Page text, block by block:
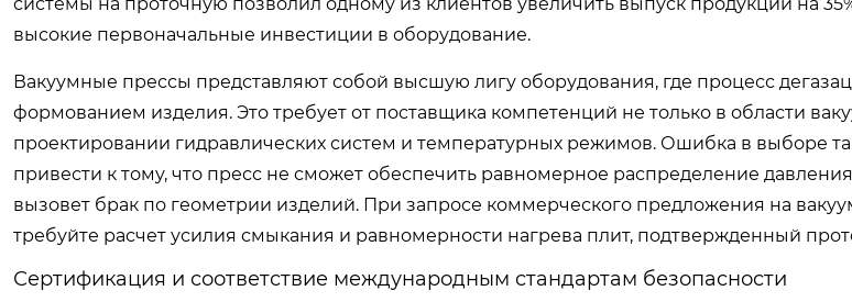
высокие первоначальные инвестиции в оборудование.
Вакуумные прессы представляют собой высшую лигу оборудования, где процесс
формованием изделия. Это требует от поставщика компетенций не только в области
проектировании гидравлических систем и температурных режимов. Ошибка в выборе
привести к тому, что пресс не сможет обеспечить равномерное распределение
вызовет брак по геометрии изделий. При запросе коммерческого предложения на
требуйте расчет усилия смыкания и равномерности нагрева плит, подтвержденный
Сертификация и соответствие международным стандартам безопасности